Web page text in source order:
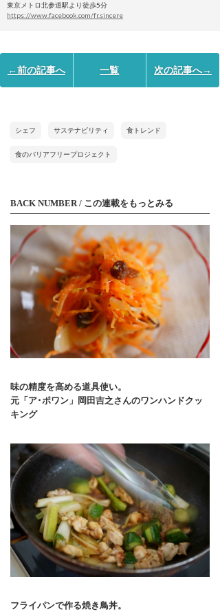
東京メトロ北参道駅より徒歩5分
https://www.facebook.com/fr.sincere
←前の記事へ 一覧 次の記事へ→
シェフ サステナビリティ 食トレンド
食のバリアフリープロジェクト
BACK NUMBER / この連載をもっとみる
味の精度を高める道具使い。
元「ア･ポワン」岡田吉之さんのワンハンドクッ
キング
フライパンで作る焼き鳥丼。